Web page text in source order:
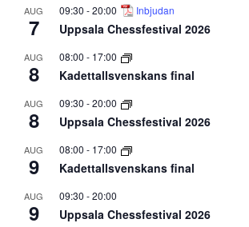
AUG
7
09:30 -20:00 Inbjudan
Uppsala Chessfestival 2026
AUG
8
08:00 - 17:00
Kadettallsvenskans final
AUG
8
09:30 -20:00
Uppsala Chessfestival 2026
AUG
9
08:00 - 17:00
Kadettallsvenskans final
AUG
9
09:30 -20:00
Uppsala Chessfestival 2026